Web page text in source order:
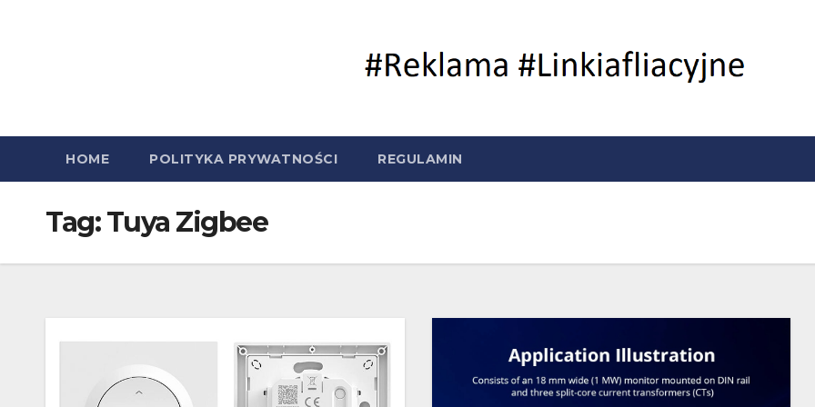
HOME POLITYKA PRYWATNOŚCI REGULAMIN
Tag:Tuya Zigbee